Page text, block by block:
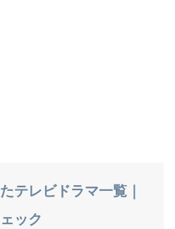
テレビドラマ一覧｜
ック